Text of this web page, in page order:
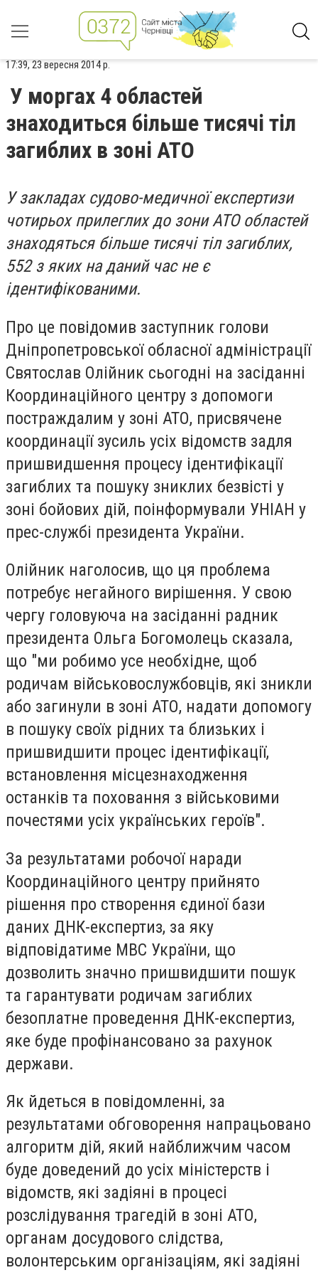
17:39, 23 вересня 2014 р.
У моргах 4 областей
знаходиться більше тисячі тіл
загиблих в зоні АТО
У закладах судово-медичної експертизи
чотирьох прилеглих до зони АТО областей
знаходяться більше тисячі тіл загиблих,
552 з яких на даний час не є
ідентифікованими.
Про це повідомив заступник голови
Дніпропетровської обласної адміністрації
Святослав Олійник сьогодні на засіданні
Координаційного центру з допомоги
постраждалим у зоні АТО, присвячене
координації зусиль усіх відомств задля
пришвидшення процесу ідентифікації
загиблих та пошуку зниклих безвісті у
зоні бойових дій, поінформували УНІАН у
прес-службі президента України.
Олійник наголосив, що ця проблема
потребує негайного вирішення. У свою
чергу головуюча на засіданні радник
президента Ольга Богомолець сказала,
що "ми робимо усе необхідне, щоб
родичам військовослужбовців, які зникли
або загинули в зоні АТО, надати допомогу
в пошуку своїх рідних та близьких і
пришвидшити процес ідентифікації,
встановлення місцезнаходження
останків та поховання з військовими
почестями усіх українських героїв".
За результатами робочої наради
Координаційного центру прийнято
рішення про створення єдиної бази
даних ДНК-експертиз, за яку
відповідатиме МВС України, що
дозволить значно пришвидшити пошук
та гарантувати родичам загиблих
безоплатне проведення ДНК-експертиз,
яке буде профінансовано за рахунок
держави.
Як йдеться в повідомленні, за
результатами обговорення напрацьовано
алгоритм дій, який найближчим часом
буде доведений до усіх міністерств і
відомств, які задіяні в процесі
розслідування трагедій в зоні АТО,
органам досудового слідства,
волонтерським організаціям, які задіяні